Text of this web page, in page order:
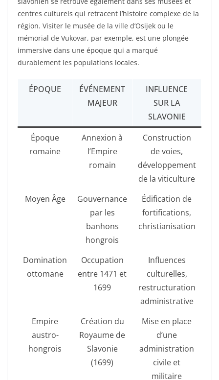
centres culturels qui retracent l’histoire complexe de la
région. Visiter le musée de la ville d’Osijek ou le
mémorial de Vukovar, par exemple, est une plongée
immersive dans une époque qui a marqué
durablement les populations locales.
ÉPOQUE
ÉVÉNEMENT
MAJEUR
INFLUENCE
SUR LA
SLAVONIE
Époque
romaine
Annexion à
l’Empire
romain
Construction
de voies,
développement
de la viticulture
Moyen Âge
Gouvernance
par les
banhons
hongrois
Édification de
fortifications,
christianisation
Domination
ottomane
Occupation
entre 1471 et
1699
Influences
culturelles,
restructuration
administrative
Empire
austro-
hongrois
Création du
Royaume de
Slavonie
(1699)
Mise en place
d’une
administration
civile et
militaire